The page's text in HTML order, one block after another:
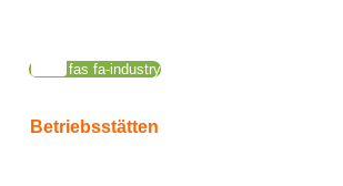
fas fa-industry
Betriebsstätten